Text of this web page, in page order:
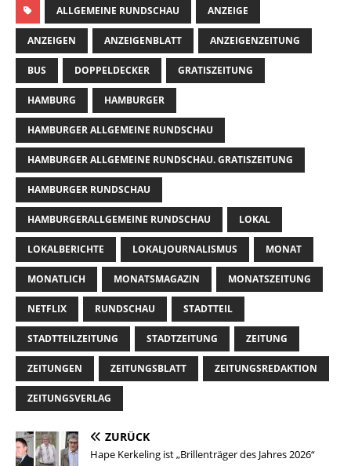
ALLGEMEINE RUNDSCHAU ANZEIGE
ANZEIGEN ANZEIGENBLATT ANZEIGENZEITUNG
BUS DOPPELDECKER GRATISZEITUNG
HAMBURG HAMBURGER
HAMBURGER ALLGEMEINE RUNDSCHAU
HAMBURGER ALLGEMEINE RUNDSCHAU. GRATISZEITUNG
HAMBURGER RUNDSCHAU
HAMBURGERALLGEMEINE RUNDSCHAU LOKAL
LOKALBERICHTE LOKALJOURNALISMUS MONAT
MONATLICH MONATSMAGAZIN MONATSZEITUNG
NETFLIX RUNDSCHAU STADTTEIL
STADTTEILZEITUNG STADTZEITUNG ZEITUNG
ZEITUNGEN ZEITUNGSBLATT ZEITUNGSREDAKTION
ZEITUNGSVERLAG
ZURÜCK
Hape Kerkeling ist „Brillenträger des Jahres 2026“